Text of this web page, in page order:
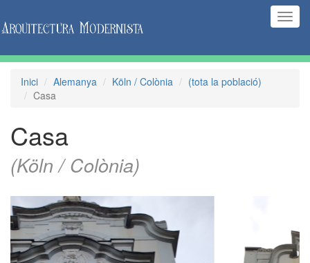
Inici Alemanya Köln / Colònia
(tota la població)
Casa
Casa
(Köln / Colònia)